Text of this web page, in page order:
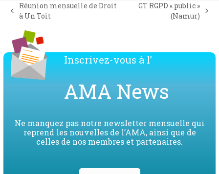
previous
Réunion mensuelle de Droit
à Un Toit
GT RGPD « public »
(Namur)
Inscrivez-vous à l’
AMA News
Ne manquez pas notre newsletter mensuelle qui
reprend les nouvelles de l’AMA, ainsi que de
celles de nos membres et partenaires.